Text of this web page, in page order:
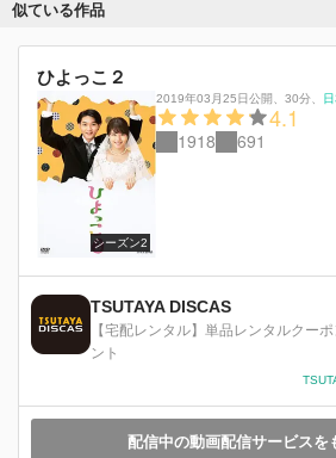
似ている作品
ひよっこ２
シーズン2
2019年03月25日公開 30分
4.1
1918 691
TSUTAYA DISCAS
【宅配レンタル】単品レンタルクー
ント
配信中の動画配信サービスを